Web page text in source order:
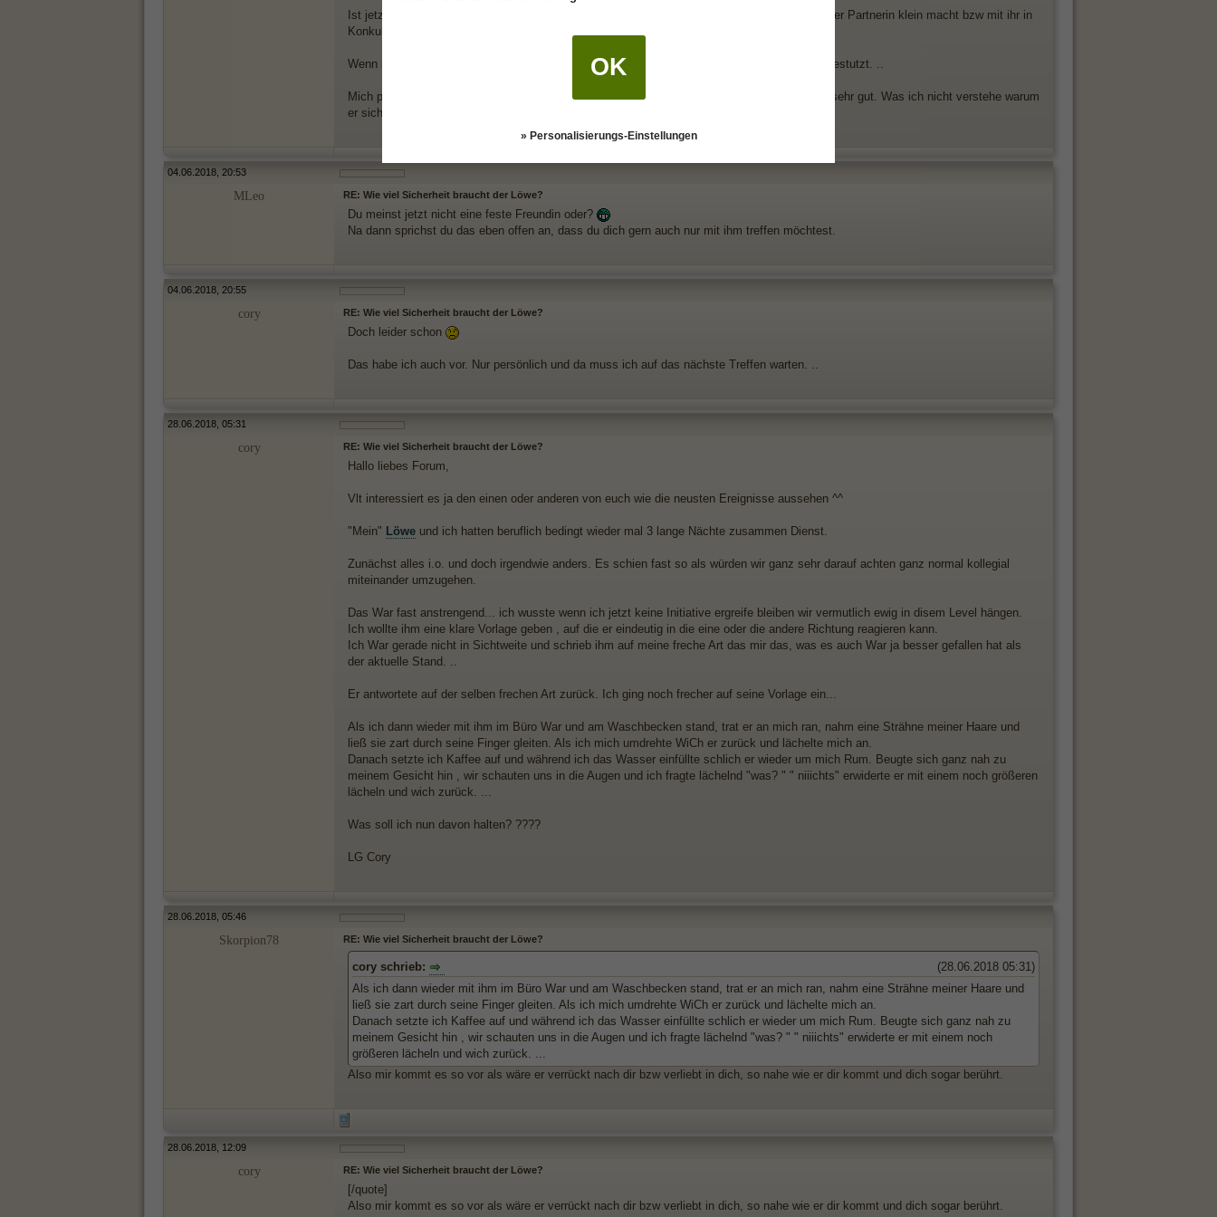
Ist jetzt die große preisfrage ob man auf sich selbst "verzichtet" wenn man sich im Beisein der Partnerin klein macht bzw mit ihr in
Konkurrenz steht?
Wenn man einfach ein anderer ist, so als hätte man dem die Mähne und die krallen gestutzt. ..
Mich persönlich macht es traurig den Löwen so zu sehen und ich verstehe seine Ausbrüche sehr gut. Was ich nicht verstehe warum
er sich das selbst antut! ?!
04.06.2018, 20:53
MLeo RE: Wie viel Sicherheit braucht der Löwe?
Du meinst jetzt nicht eine feste Freundin oder?
Na dann sprichst du das eben offen an, dass du dich gern auch nur mit ihm treffen möchtest.
04.06.2018, 20:55
cory RE: Wie viel Sicherheit braucht der Löwe?
Doch leider schon
Das habe ich auch vor. Nur persönlich und da muss ich auf das nächste Treffen warten. ..
28.06.2018, 05:31
cory RE: Wie viel Sicherheit braucht der Löwe?
Hallo liebes Forum,
Vlt interessiert es ja den einen oder anderen von euch wie die neusten Ereignisse aussehen ^^
"Mein" Löwe und ich hatten beruflich bedingt wieder mal 3 lange Nächte zusammen Dienst.
Zunächst alles i.o. und doch irgendwie anders. Es schien fast so als würden wir ganz sehr darauf achten ganz normal kollegial
miteinander umzugehen.
Das War fast anstrengend... ich wusste wenn ich jetzt keine Initiative ergreife bleiben wir vermutlich ewig in disem Level hängen.
Ich wollte ihm eine klare Vorlage geben , auf die er eindeutig in die eine oder die andere Richtung reagieren kann.
Ich War gerade nicht in Sichtweite und schrieb ihm auf meine freche Art das mir das, was es auch War ja besser gefallen hat als
der aktuelle Stand. ..
Er antwortete auf der selben frechen Art zurück. Ich ging noch frecher auf seine Vorlage ein...
Als ich dann wieder mit ihm im Büro War und am Waschbecken stand, trat er an mich ran, nahm eine Strähne meiner Haare und
ließ sie zart durch seine Finger gleiten. Als ich mich umdrehte WiCh er zurück und lächelte mich an.
Danach setzte ich Kaffee auf und während ich das Wasser einfüllte schlich er wieder um mich Rum. Beugte sich ganz nah zu
meinem Gesicht hin , wir schauten uns in die Augen und ich fragte lächelnd "was? " " niiichts" erwiderte er mit einem noch größeren
lächeln und wich zurück. ...
Was soll ich nun davon halten? ????
LG Cory
28.06.2018, 05:46
Skorpion78 RE: Wie viel Sicherheit braucht der Löwe?
(28.06.2018 05:31)
cory schrieb:
Als ich dann wieder mit ihm im Büro War und am Waschbecken stand, trat er an mich ran, nahm eine Strähne meiner Haare und
ließ sie zart durch seine Finger gleiten. Als ich mich umdrehte WiCh er zurück und lächelte mich an.
Danach setzte ich Kaffee auf und während ich das Wasser einfüllte schlich er wieder um mich Rum. Beugte sich ganz nah zu
meinem Gesicht hin , wir schauten uns in die Augen und ich fragte lächelnd "was? " " niiichts" erwiderte er mit einem noch
größeren lächeln und wich zurück. ...
Also mir kommt es so vor als wäre er verrückt nach dir bzw verliebt in dich, so nahe wie er dir kommt und dich sogar berührt.
28.06.2018, 12:09
cory RE: Wie viel Sicherheit braucht der Löwe?
[/quote]
Also mir kommt es so vor als wäre er verrückt nach dir bzw verliebt in dich, so nahe wie er dir kommt und dich sogar berührt.
OK
» Personalisierungs-Einstellungen